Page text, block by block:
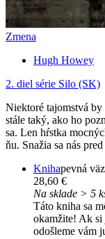
Zmena
Hugh Howey
2. diel série Silo (SK)
Niektoré tajomstvá
stále taký, ako ho
sa. Len hŕstka
ňu. Snažia sa nás
Knihapevná
28,60 €
Na sklade > 5
Táto kniha sa
okamžite! Ak si
odošleme vám